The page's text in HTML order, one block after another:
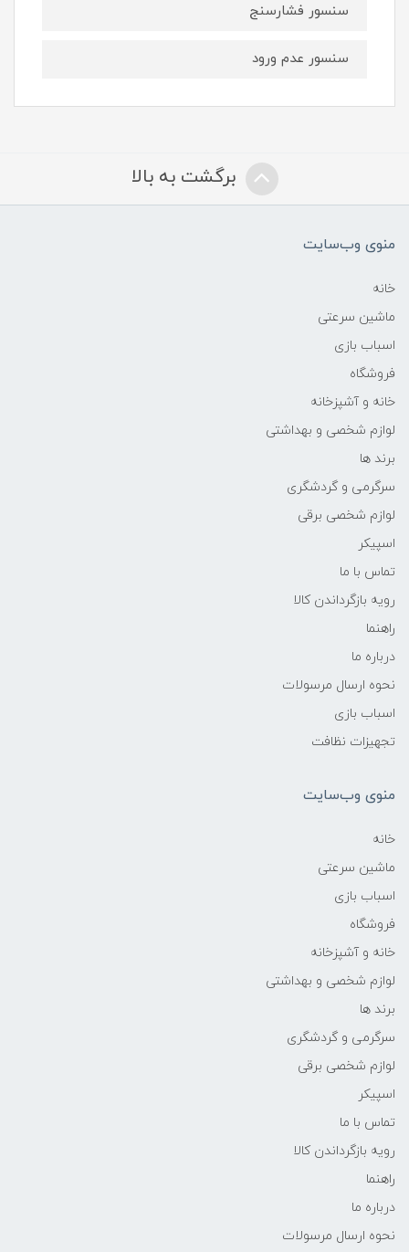
سنسور فشارسنج
سنسور عدم ورود
برگشت به بالا
منوی وب‌سایت
خانه
ماشین سرعتی
اسباب بازی
فروشگاه
خانه و آشپزخانه
لوازم شخصی و بهداشتی
برند ها
سرگرمی و گردشگری
لوازم شخصی برقی
اسپیکر
تماس با ما
رویه بازگرداندن کالا
راهنما
درباره ما
نحوه ارسال مرسولات
اسباب بازی
تجهیزات نظافت
منوی وب‌سایت
خانه
ماشین سرعتی
اسباب بازی
فروشگاه
خانه و آشپزخانه
لوازم شخصی و بهداشتی
برند ها
سرگرمی و گردشگری
لوازم شخصی برقی
اسپیکر
تماس با ما
رویه بازگرداندن کالا
راهنما
درباره ما
نحوه ارسال مرسولات